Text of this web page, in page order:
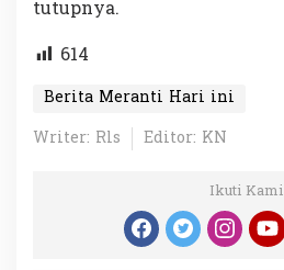
tutupnya.
614
Berita Meranti Hari ini
Writer: Rls
Editor: KN
Ikuti Kami